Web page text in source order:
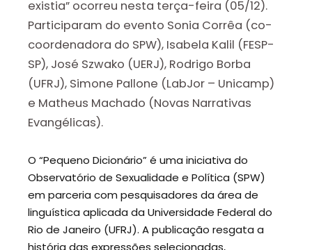
existia” ocorreu nesta terça-feira (05/12).
Participaram do evento Sonia Corrêa (co-
coordenadora do SPW), Isabela Kalil (FESP-
SP), José Szwako (UERJ), Rodrigo Borba
(UFRJ), Simone Pallone (LabJor – Unicamp)
e Matheus Machado (Novas Narrativas
Evangélicas).
O “Pequeno Dicionário” é uma iniciativa do
Observatório de Sexualidade e Política (SPW)
em parceria com pesquisadores da área de
linguística aplicada da Universidade Federal do
Rio de Janeiro (UFRJ). A publicação resgata a
história das expressões selecionadas,